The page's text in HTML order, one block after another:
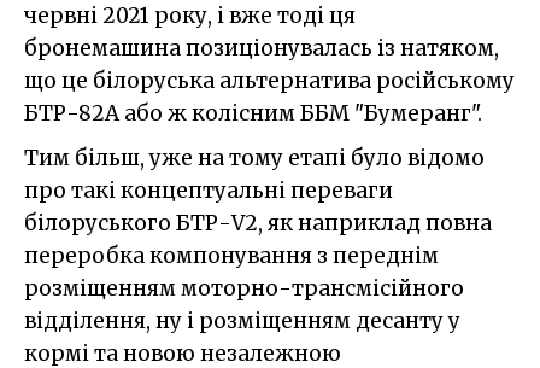
червні 2021 року, і вже тоді ця
бронемашина позиціонувалась із натяком,
що це білоруська альтернатива російському
БТР-82А або ж колісним ББМ "Бумеранг".
Тим більш, уже на тому етапі було відомо
про такі концептуальні переваги
білоруського БТР-V2, як наприклад повна
переробка компонування з переднім
розміщенням моторно-трансмісійного
відділення, ну і розміщенням десанту у
кормі та новою незалежною